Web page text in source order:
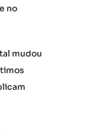
no
mudou